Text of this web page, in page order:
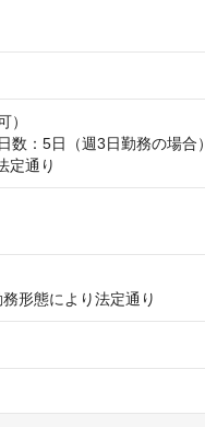
）
数：5日（週3日勤務の場合）
定通り
形態により法定通り